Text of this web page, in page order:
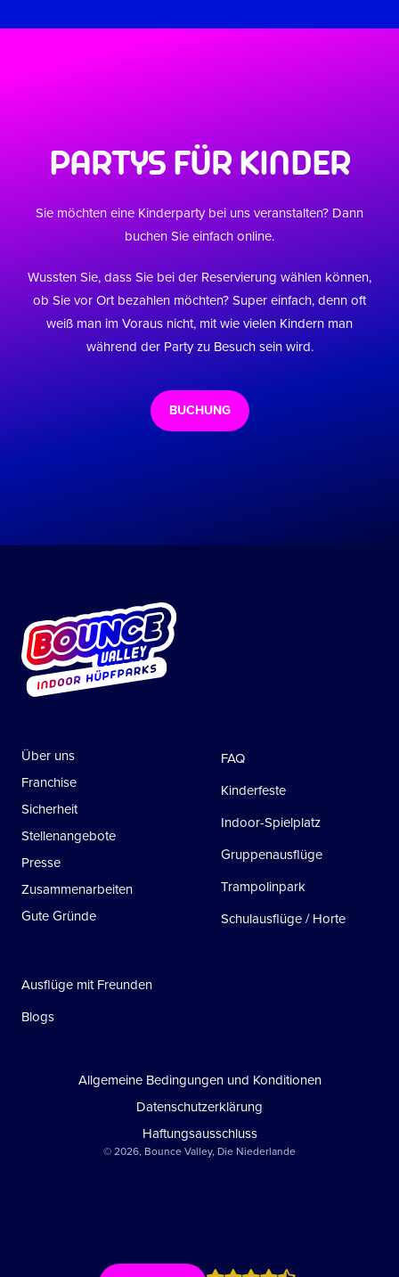
PARTYS FÜR KINDER
Sie möchten eine Kinderparty bei uns veranstalten? Dann
buchen Sie einfach online.
Wussten Sie, dass Sie bei der Reservierung wählen können,
ob Sie vor Ort bezahlen möchten? Super einfach, denn oft
weiß man im Voraus nicht, mit wie vielen Kindern man
während der Party zu Besuch sein wird.
BUCHUNG
© 2026, Bounce Valley, Die Niederlande
Allgemeine Bedingungen und Konditionen
Datenschutzerklärung
Haftungsausschluss
Über uns
Franchise
Sicherheit
Stellenangebote
Presse
Zusammenarbeiten
Gute Gründe
FAQ
Kinderfeste
Indoor-Spielplatz
Gruppenausflüge
Trampolinpark
Schulausflüge / Horte
Ausflüge mit Freunden
Blogs